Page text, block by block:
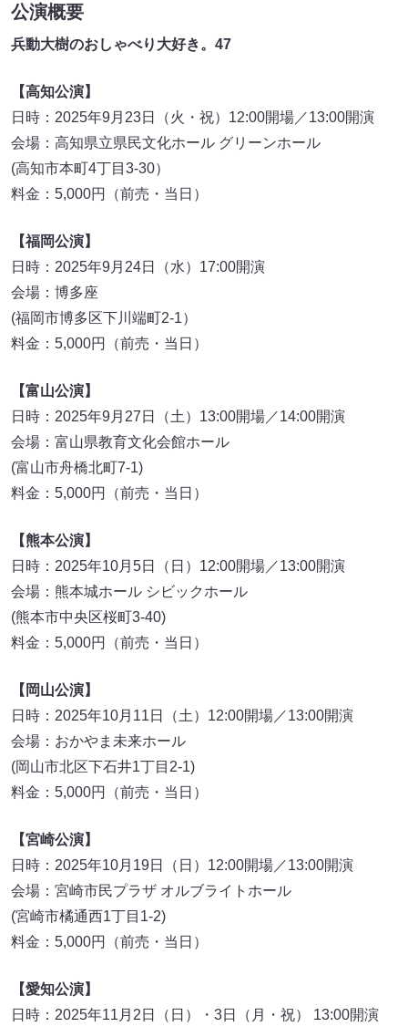
公演概要
兵動大樹のおしゃべり大好き。47
【高知公演】
日時：2025年9月23日（火・祝）12:00開場／13:00開演
会場：高知県立県民文化ホール グリーンホール
(高知市本町4丁目3-30）
料金：5,000円（前売・当日）
【福岡公演】
日時：2025年9月24日（水）17:00開演
会場：博多座
(福岡市博多区下川端町2-1）
料金：5,000円（前売・当日）
【富山公演】
日時：2025年9月27日（土）13:00開場／14:00開演
会場：富山県教育文化会館ホール
(富山市舟橋北町7-1)
料金：5,000円（前売・当日）
【熊本公演】
日時：2025年10月5日（日）12:00開場／13:00開演
会場：熊本城ホール シビックホール
(熊本市中央区桜町3-40)
料金：5,000円（前売・当日）
【岡山公演】
日時：2025年10月11日（土）12:00開場／13:00開演
会場：おかやま未来ホール
(岡山市北区下石井1丁目2-1)
料金：5,000円（前売・当日）
【宮崎公演】
日時：2025年10月19日（日）12:00開場／13:00開演
会場：宮崎市民プラザ オルブライトホール
(宮崎市橘通西1丁目1-2)
料金：5,000円（前売・当日）
【愛知公演】
日時：2025年11月2日（日）・3日（月・祝） 13:00開演